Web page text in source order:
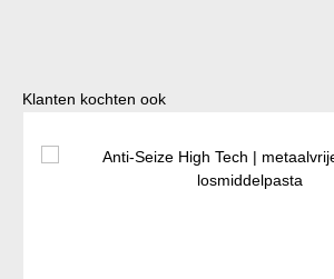
Productgalerij overslaan
Klanten kochten ook